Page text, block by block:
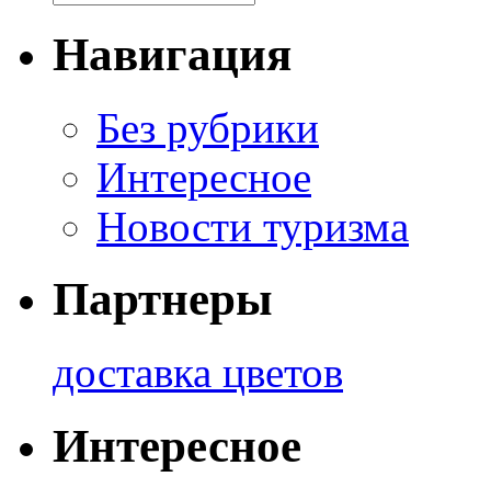
Навигация
Без рубрики
Интересное
Новости туризма
Партнеры
доставка цветов
Интересное